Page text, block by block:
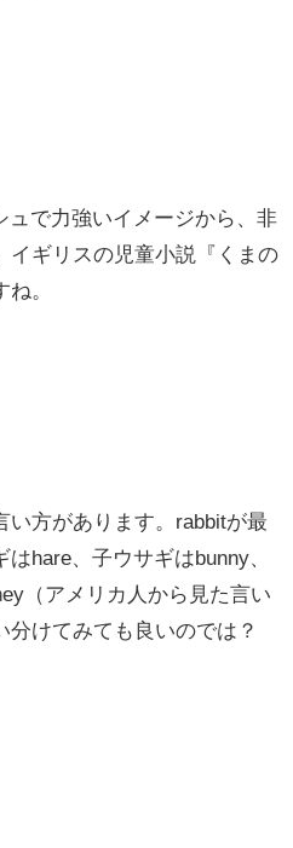
ュで力強いイメージから、非
イギリスの児童小説『くまの
。
い方があります。rabbitが最
hare、子ウサギはbunny、
（アメリカ人から見た言い
けてみても良いのでは？